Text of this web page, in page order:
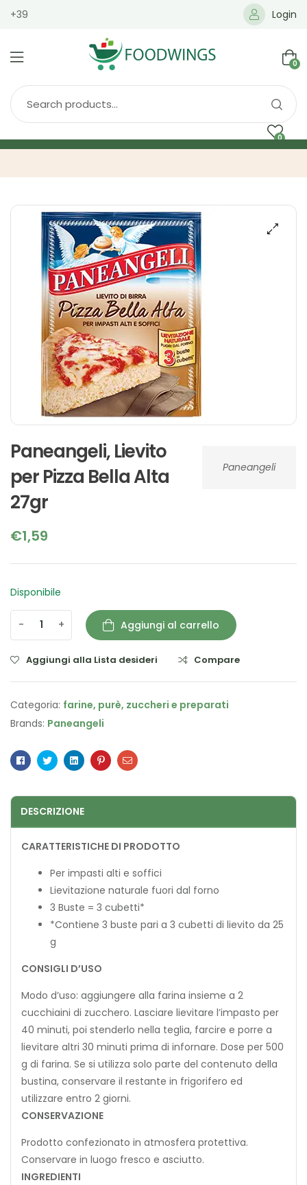
+39 Login
0
0
Paneangeli
Paneangeli, Lievito
per Pizza Bella Alta
27gr
€1,59
Disponibile
- + Aggiungi al carrello
Aggiungi alla Lista desideri Compare
Categoria: farine, purè, zuccheri e preparati
Brands: Paneangeli
Facebook
TwitterLinkedinPinterestEmail
DESCRIZIONE
CARATTERISTICHE DI PRODOTTO
Per impasti alti e soffici
Lievitazione naturale fuori dal forno
3 Buste = 3 cubetti*
*Contiene 3 buste pari a 3 cubetti di lievito da 25
g
CONSIGLI D’USO
Modo d’uso: aggiungere alla farina insieme a 2
cucchiaini di zucchero. Lasciare lievitare l’impasto per
40 minuti, poi stenderlo nella teglia, farcire e porre a
lievitare altri 30 minuti prima di infornare. Dose per 500
g di farina. Se si utilizza solo parte del contenuto della
bustina, conservare il restante in frigorifero ed
utilizzare entro 2 giorni.
CONSERVAZIONE
Prodotto confezionato in atmosfera protettiva.
Conservare in luogo fresco e asciutto.
INGREDIENTI